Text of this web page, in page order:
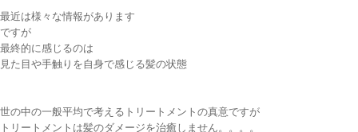
最近は様々な情報があります
ですが
最終的に感じるのは
見た目や手触りを自身で感じる髪の状態
世の中の一般平均で考えるトリートメントの真意ですが
トリートメントは髪のダメージを治癒しません。。。。